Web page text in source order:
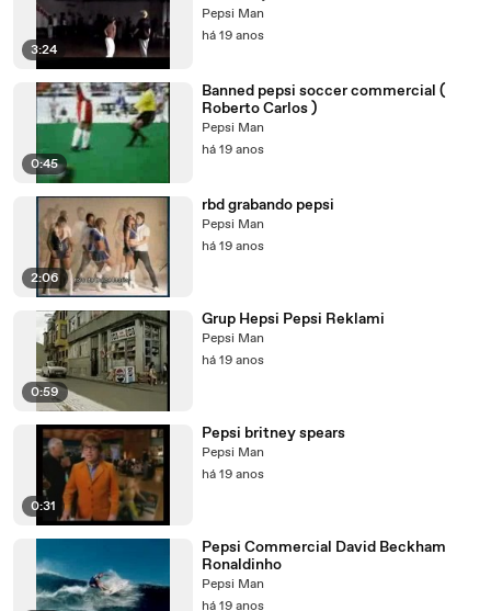
3:24
Pepsi Man
há 19 anos
0:45
Banned pepsi soccer commercial (
Roberto Carlos )
Pepsi Man
há 19 anos
2:06
rbd grabando pepsi
Pepsi Man
há 19 anos
0:59
Grup Hepsi Pepsi Reklami
Pepsi Man
há 19 anos
0:31
Pepsi britney spears
Pepsi Man
há 19 anos
Pepsi Commercial David Beckham
Ronaldinho
Pepsi Man
há 19 anos